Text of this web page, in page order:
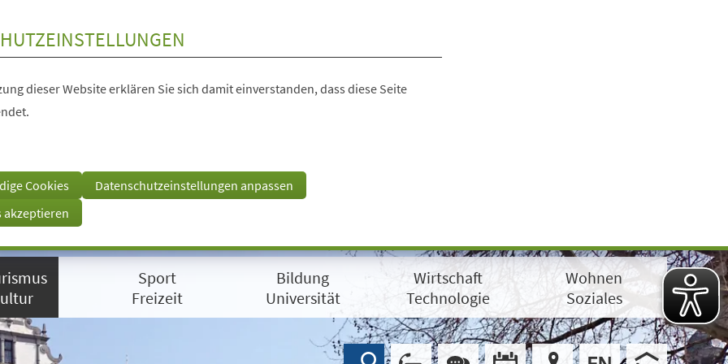
dieser Website erklären Sie sich damit einverstanden, dass diese Seite
Cookies
Datenschutzeinstellungen anpassen
akzeptieren
Sport
Freizeit
Bildung
Universität
Wirtschaft
Technologie
Wohnen
Soziales